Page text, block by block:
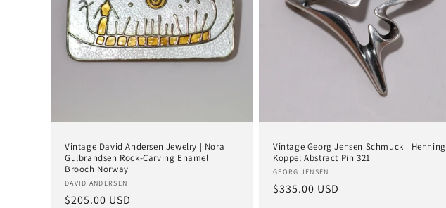
Vintage David Andersen Jewelry | Nora
Gulbrandsen Rock-Carving Enamel
Brooch Norway
Anbieter:
DAVID ANDERSEN
Normaler
$205.00 USD
Vintage Georg Jensen Schmuck | Henning
Koppel Abstract Pin 321
Anbieter:
GEORG JENSEN
Normaler
$335.00 USD